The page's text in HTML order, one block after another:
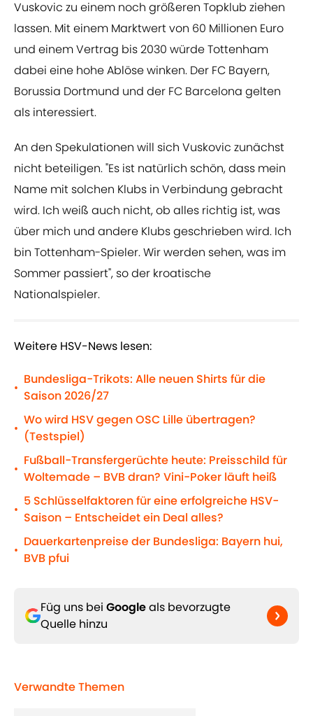
Vuskovic zu einem noch größeren Topklub ziehen
lassen. Mit einem Marktwert von 60 Millionen Euro
und einem Vertrag bis 2030 würde Tottenham
dabei eine hohe Ablöse winken. Der FC Bayern,
Borussia Dortmund und der FC Barcelona gelten
als interessiert.
An den Spekulationen will sich Vuskovic zunächst
nicht beteiligen. "Es ist natürlich schön, dass mein
Name mit solchen Klubs in Verbindung gebracht
wird. Ich weiß auch nicht, ob alles richtig ist, was
über mich und andere Klubs geschrieben wird. Ich
bin Tottenham-Spieler. Wir werden sehen, was im
Sommer passiert", so der kroatische
Nationalspieler.
Weitere HSV-News lesen:
•
Bundesliga-Trikots: Alle neuen Shirts für die
Saison 2026/27
•
Wo wird HSV gegen OSC Lille übertragen?
(Testspiel)
•
Fußball-Transfergerüchte heute: Preisschild für
Woltemade – BVB dran? Vini-Poker läuft heiß
•
5 Schlüsselfaktoren für eine erfolgreiche HSV-
Saison – Entscheidet ein Deal alles?
•
Dauerkartenpreise der Bundesliga: Bayern hui,
BVB pfui
Füg uns bei Googleals bevorzugte
Quelle hinzu
Verwandte Themen